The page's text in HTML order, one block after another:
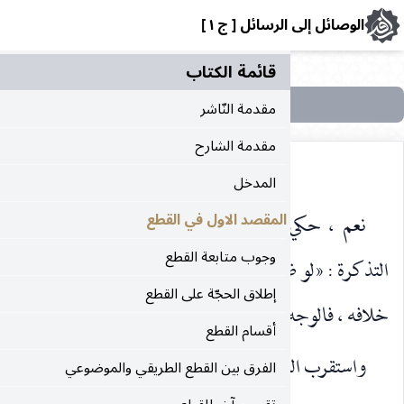
[ ج ١ ]
مقدمة الشارح
المقصد الاول في القطع
وجوب متابعة القطع
إطلاق الحجّة على القطع
أقسام القطع
الفرق بين القطع الطريقي والموضوعي
النهاية وشيخنا البهائيّ التوقف في العصيان ، بل في
ضيق الوقت عصى لو أخر إن استمرّ الظنّ ، وإن انكشف
العصيان» ، انتهى.
سيّد مشايخنا في المفاتيح ، وكذا لا خلاف بينهم